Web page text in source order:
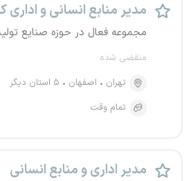
مدیر منابع انسانی و اداری
مجموعه فعال در حوزه صنایع
منقضی شده
تهران
اصفهان
۵ استان دیگر
تمام وقت
مدیر اداری و منابع انسانی